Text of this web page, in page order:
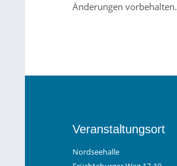
Änderungen vorbehalten.
Veranstaltungsort
Nordseehalle